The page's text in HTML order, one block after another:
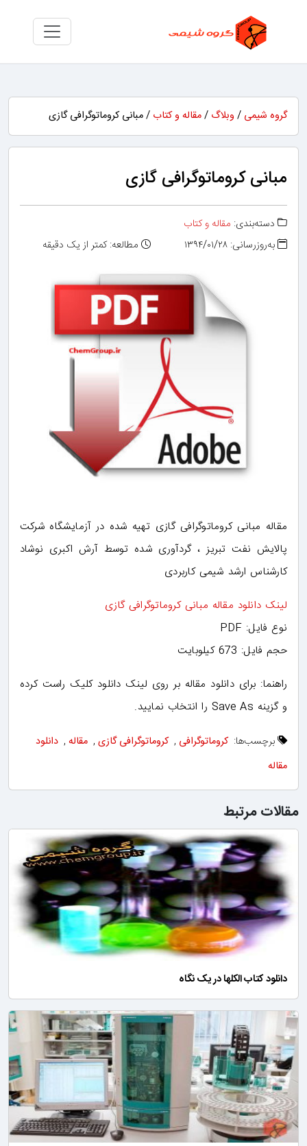
گروه شیمی / وبلاگ /مقاله و کتاب / مبانی کروماتوگرافی گازی
مبانی کروماتوگرافی گازی
دسته‌بندی: مقاله و کتاب
به‌روزرسانی: ۱۳۹۴/۰۱/۲۸
مطالعه: کمتر از یک دقیقه
مقاله مبانی کروماتوگرافی گازی تهیه شده در آزمایشگاه شرکت
پالایش نفت تبریز ، گردآوری شده توسط آرش اکبری نوشاد
کارشناس ارشد شیمی کاربردی
لینک دانلود مقاله مبانی کروماتوگرافی گازی
نوع فایل: PDF
حجم فایل: 673 کیلوبایت
راهنما: برای دانلود مقاله بر روی لینک دانلود کلیک راست کرده
و گزینه Save As را انتخاب نمایید.
برچسب‌ها: کروماتوگرافی , کروماتوگرافی گازی , مقاله , دانلود
مقاله
مقالات مرتبط
دانلود کتاب الکلها در یک نگاه